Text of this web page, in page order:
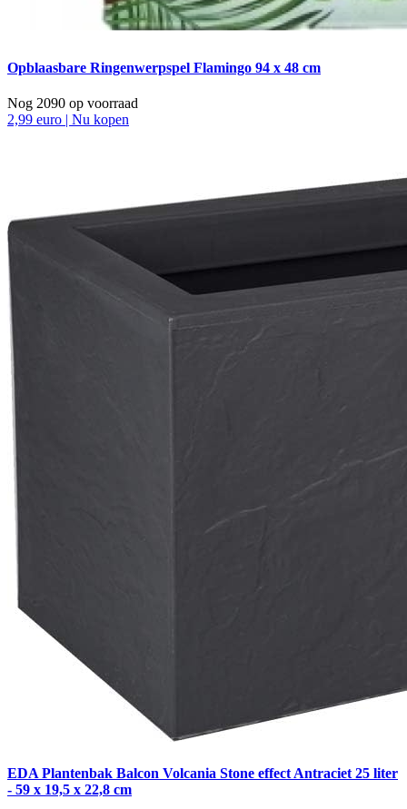
Opblaasbare Ringenwerpspel Flamingo 94 x 48 cm
Nog 2090 op voorraad
2,99 euro | Nu kopen
EDA Plantenbak Balcon Volcania Stone effect Antraciet 25 liter
- 59 x 19,5 x 22,8 cm